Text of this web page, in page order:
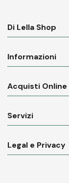
Di Lella Shop
Informazioni
Acquisti Online
Servizi
Legal e Privacy